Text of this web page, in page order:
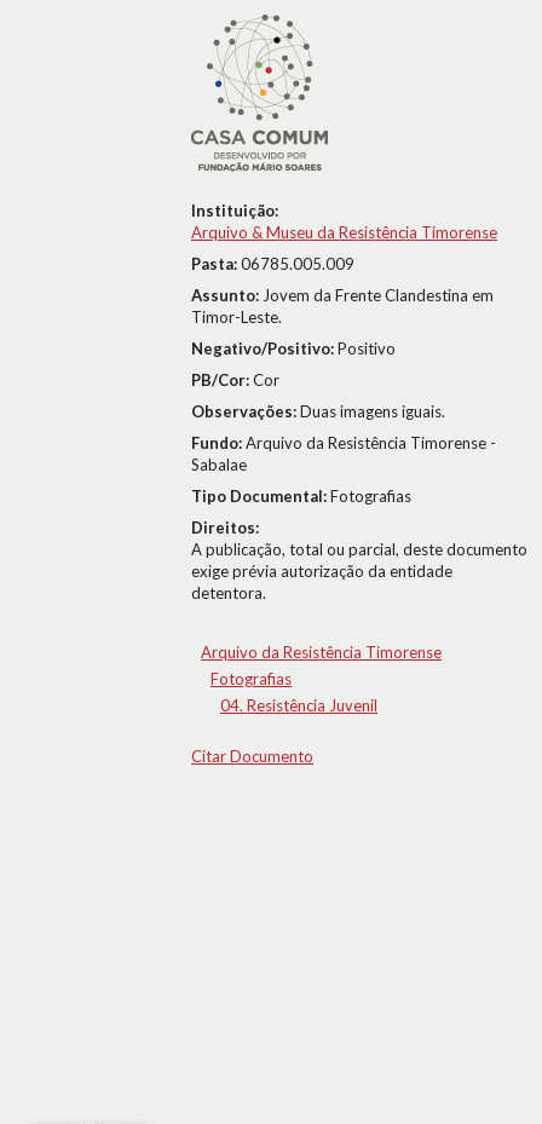
Instituição:
Arquivo & Museu da Resistência Timorense
Pasta:06785.005.009
Assunto: Jovem da Frente Clandestina em
Timor-Leste.
Negativo/Positivo:Positivo
PB/Cor:Cor
Observações:Duas imagens iguais.
Fundo:Arquivo da Resistência Timorense -
Sabalae
Tipo Documental:Fotografias
Direitos:
A publicação, total ou parcial, deste documento
exige prévia autorização da entidade
detentora.
Arquivo da Resistência Timorense
Fotografias
04. Resistência Juvenil
Citar Documento